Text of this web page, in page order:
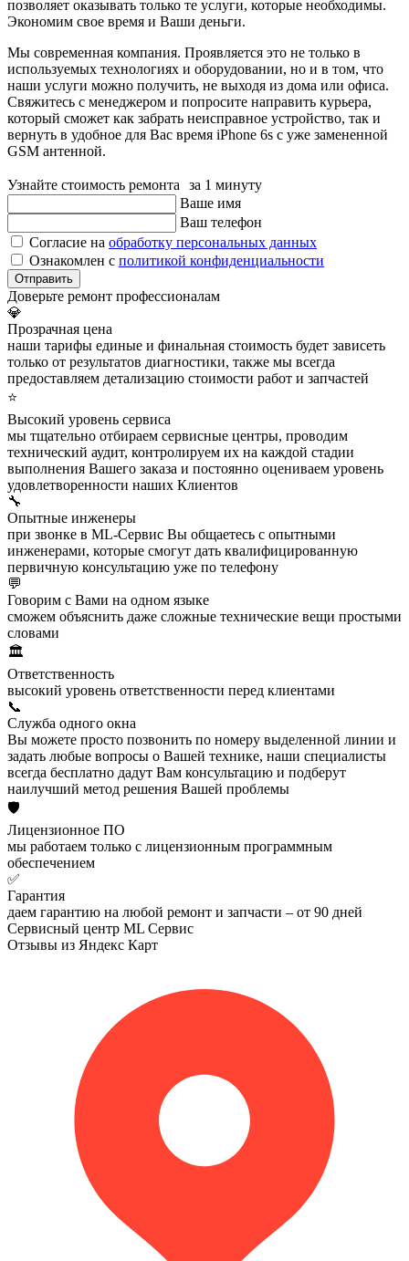
позволяет оказывать только те услуги, которые необходимы.
Экономим свое время и Ваши деньги.
Мы современная компания. Проявляется это не только в
используемых технологиях и оборудовании, но и в том, что
наши услуги можно получить, не выходя из дома или офиса.
Свяжитесь с менеджером и попросите направить курьера,
который сможет как забрать неисправное устройство, так и
вернуть в удобное для Вас время iPhone 6s с уже замененной
GSM антенной.
Узнайте стоимость ремонта за 1 минуту
Ваше имя
Ваш телефон
Согласие на обработку персональных данных
Ознакомлен с политикой конфиденциальности
Отправить
Доверьте ремонт профессионалам
💎
Прозрачная цена
наши тарифы единые и финальная стоимость будет зависеть
только от результатов диагностики, также мы всегда
предоставляем детализацию стоимости работ и запчастей
⭐
Высокий уровень сервиса
мы тщательно отбираем сервисные центры, проводим
технический аудит, контролируем их на каждой стадии
выполнения Вашего заказа и постоянно оцениваем уровень
удовлетворенности наших Клиентов
🔧
Опытные инженеры
при звонке в ML-Сервис Вы общаетесь с опытными
инженерами, которые смогут дать квалифицированную
первичную консультацию уже по телефону
💬
Говорим с Вами на одном языке
сможем объяснить даже сложные технические вещи простыми
словами
🏛️
Ответственность
высокий уровень ответственности перед клиентами
📞
Служба одного окна
Вы можете просто позвонить по номеру выделенной линии и
задать любые вопросы о Вашей технике, наши специалисты
всегда бесплатно дадут Вам консультацию и подберут
наилучший метод решения Вашей проблемы
🛡️
Лицензионное ПО
мы работаем только с лицензионным программным
обеспечением
✅
Гарантия
даем гарантию на любой ремонт и запчасти – от 90 дней
Сервисный центр ML Сервис
Отзывы из Яндекс Карт